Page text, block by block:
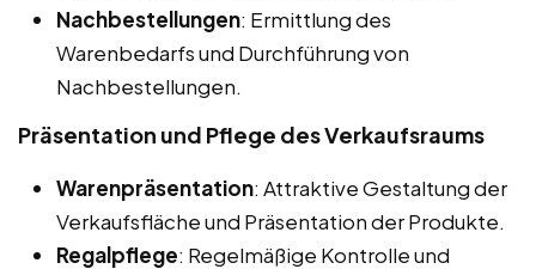
Nachbestellungen: Ermittlung des
Warenbedarfs und Durchführung von
Nachbestellungen.
Präsentation und Pflege des Verkaufsraums
Warenpräsentation: Attraktive Gestaltung der
Verkaufsfläche und Präsentation der Produkte.
Regalpflege: Regelmäßige Kontrolle und